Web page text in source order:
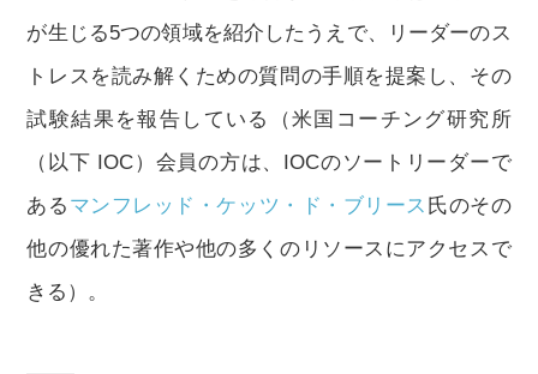
が生じる5つの領域を紹介したうえで、リーダーのス
トレスを読み解くための質問の手順を提案し、その
試験結果を報告している（米国コーチング研究所
（以下 IOC）会員の方は、IOCのソートリーダーで
ある マンフレッド・ケッツ・ド・ブリース 氏のその
他の優れた著作や他の多くのリソースにアクセスで
きる）。